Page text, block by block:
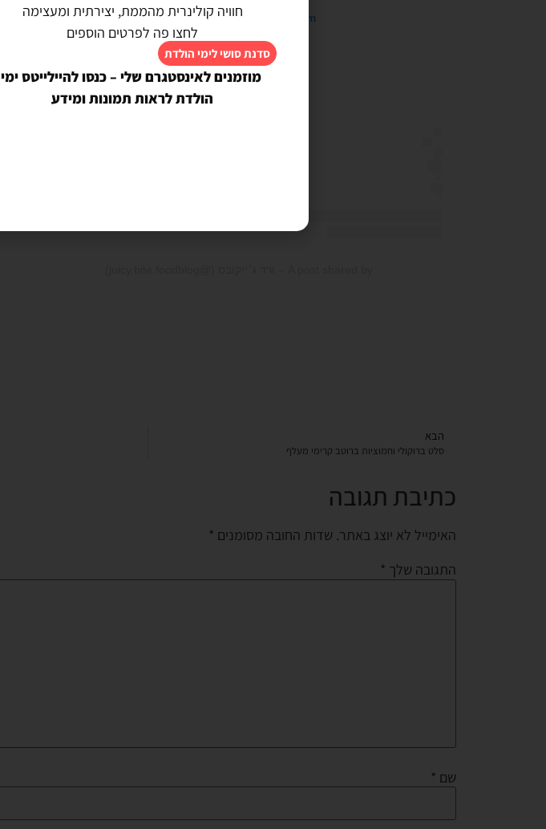
View this post on Instagram
הבא
סלט ברוקולי וחמוציות ברוטב קרימי מעלף
כתיבת תגובה
האימייל לא יוצג באתר. שדות החובה מסומנים *
התגובה שלך *
שם *
חוויה קולינרית מהממת, יצירתית ומעצימה
לחצו פה לפרטים הוספים
סדנת סושי לימי הולדת
מוזמנים לאינסטגרם שלי – כנסו להיילייטס ימי
הולדת לראות תמונות ומידע